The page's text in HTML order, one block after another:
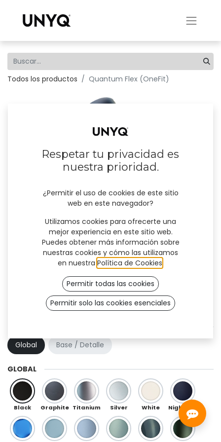
Todos los productos Quantum Flex (OneFit)
Quantum Flex (OneFit)
Global
Base / Detalle
GLOBAL
Black Graphite Titanium Silver White
Respetar tu privacidad es
nuestra prioridad.
¿Permitir el uso de cookies de este sitio
web en este navegador?
Utilizamos cookies para ofrecerte una
mejor experiencia en este sitio web.
Puedes obtener más información sobre
nuestras cookies y cómo las utilizamos
en nuestra Política de Cookies
Permitir todas las cookies
Permitir solo las cookies esenciales